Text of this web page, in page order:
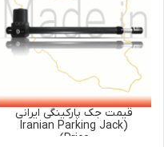
قیمت جک پارکینگی ایرانی
(Iranian Parking Jack
Price)